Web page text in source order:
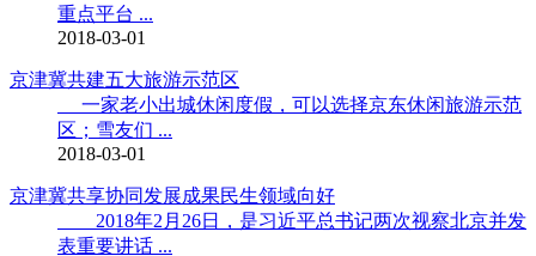
重点平台 ...
2018-03-01
京津冀共建五大旅游示范区
一家老小出城休闲度假，可以选择京东休闲旅游示范
区；雪友们 ...
2018-03-01
京津冀共享协同发展成果民生领域向好
2018年2月26日，是习近平总书记两次视察北京并发
表重要讲话 ...